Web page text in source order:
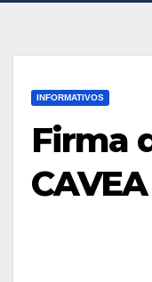
INFORMATIVOS
Firma